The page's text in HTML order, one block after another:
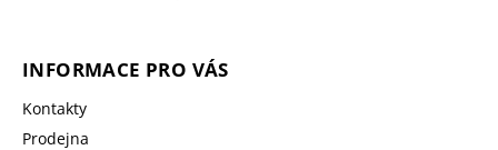
INFORMACE PRO VÁS
Kontakty
Prodejna